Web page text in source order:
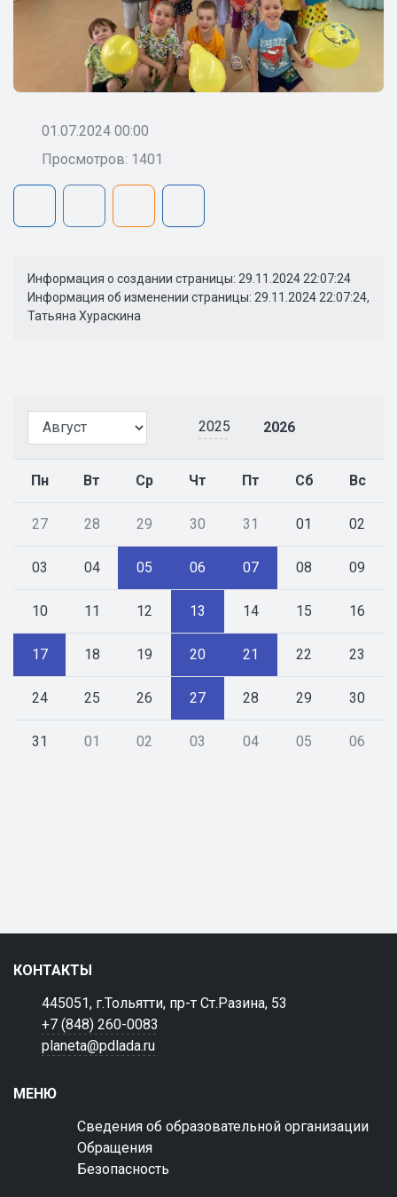
2025 2026
Пн Вт Ср Чт Пт Сб Вс
27 28 29 30 31 01 02
03 04 05 06 07 08 09
10 11 12 13 14 15 16
17 18 19 20 21 22 23
24 25 26 27 28 29 30
31 01 02 03 04 05 06
01.07.2024 00:00
Просмотров: 1401
Информация о создании страницы: 29.11.2024 22:07:24
Информация об изменении страницы: 29.11.2024 22:07:24,
Татьяна Хураскина
КОНТАКТЫ
445051, г.Тольятти, пр-т Ст.Разина, 53
+7 (848) 260-0083
planeta@pdlada.ru
МЕНЮ
Сведения об образовательной организации
Обращения
Безопасность